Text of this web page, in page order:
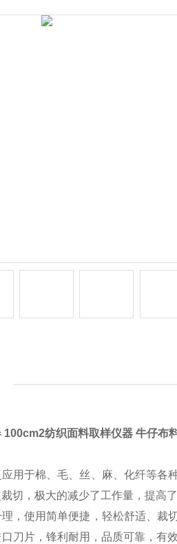
100cm2纺织面料取样仪器 牛仔布
用于棉、毛、丝、麻、化纤等各
切，极大的减少了工作量，提高了
，使用简单便捷，轻松舒适、裁
刀片，锋利耐用，品质可靠，有